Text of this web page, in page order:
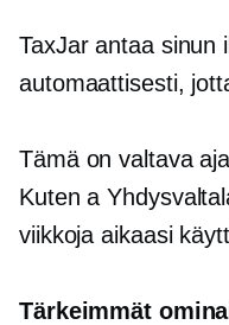
TaxJar antaa sinun
automaattisesti,
Tämä on valtava
Kuten a
viikkoja aikaasi
Tärkeimmät